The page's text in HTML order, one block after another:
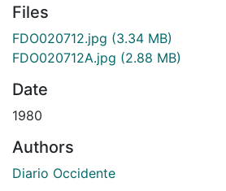
Files
FDO020712.jpg (3.34 MB)
FDO020712A.jpg (2.88 MB)
Date
1980
Authors
Diario Occidente